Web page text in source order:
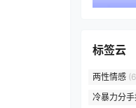
标签云
两性情感
冷暴力分手